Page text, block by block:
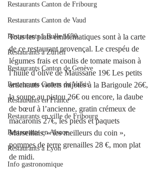
Restaurants Canton de Fribourg
Restaurants Canton de Vaud
Restaurants à Bulle 1630
Restaurants à Zürich
Restaurants Canton de Genève
Restaurants Canton du Valais
Restaurants en France
Restaurants en ville de Fribourg
Restaurants en Alsace
Restaurants à Lyon
Info gastronomique
Tous les plats emblématiques sont à la carte
de ce restaurant provençal. Le crespéu de
légumes frais et coulis de tomate maison à
l’huile d’olive de Maussane 19€ Les petits
artichauts violets mijotés à la Barigoule 26€,
la soupe au pistou 26€ ou encore, la daube
de bœuf à l’ancienne, gratin crémeux de
macaronis 27€, les pieds et paquets
Marseillais, « les meilleurs du coin »,
pommes de terre grenailles 28 €, mon plat
de midi.